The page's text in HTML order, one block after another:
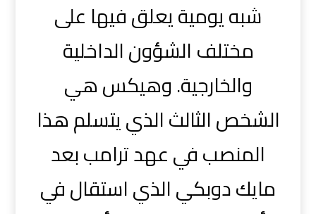
شبه يومية يعلق فيها على
مختلف الشؤون الداخلية
والخارجية. وهيكس هي
الشخص الثالث الذي يتسلم هذا
المنصب في عهد ترامب بعد
مايك دوبكي الذي استقال في